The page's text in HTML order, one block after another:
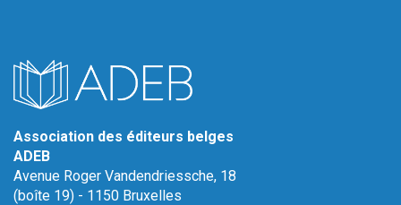
Association des éditeurs belges
ADEB
Avenue Roger Vandendriessche, 18
(boîte 19) - 1150 Bruxelles